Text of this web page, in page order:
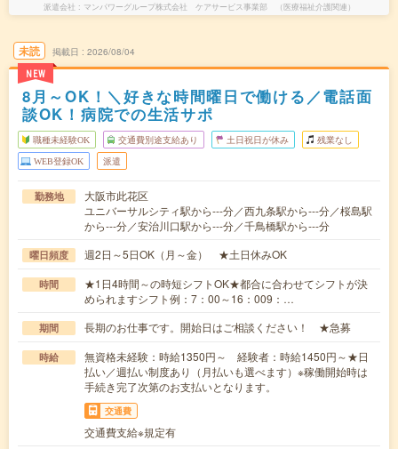
派遣会社 マンパワーグループ株式会社 ケアサービス事業部 （医療福祉介護関連）
未読
NEW
掲載日 2026/08/04
8月～OK！＼好きな時間曜日で働ける／電話面
談OK！病院での生活サポ
職種未経験OK 交通費別途支給あり 土日祝日が休み 残業なし
WEB登録OK 派遣
勤務地
大阪市此花区
ユニバーサルシティ駅から---分／西九条駅から---分／桜島駅
から---分／安治川口駅から---分／千鳥橋駅から---分
曜日頻度 週2日～5日OK（月～金） ★土日休みOK
時間
★1日4時間～の時短シフトOK★都合に合わせてシフトが決
められますシフト例：7：00～16：009：…
期間 長期のお仕事です。開始日はご相談ください！ ★急募
時給
無資格未経験：時給1350円～ 経験者：時給1450円～★日
払い／週払い制度あり（月払いも選べます）※稼働開始時は
手続き完了次第のお支払いとなります。
交通費
交通費支給※規定有